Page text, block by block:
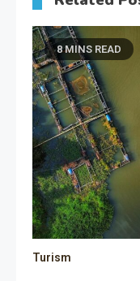
8 MINS READ
Turism